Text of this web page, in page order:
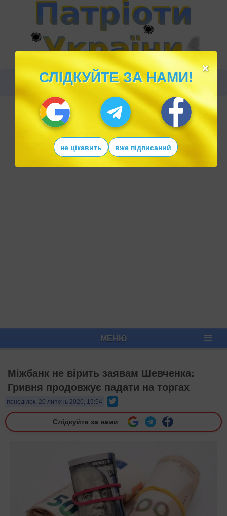
МЕНЮ
Міжбанк не вірить заявам Шевченка:
Гривня продовжує падати на торгах
понеділок, 20 липень 2020, 19:54
Слідкуйте за нами
×
СЛІДКУЙТЕ ЗА НАМИ!
не цікавить вже підписаний